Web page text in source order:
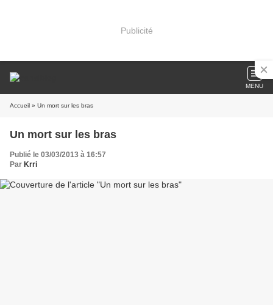
Publicité
MENU
Accueil » Un mort sur les bras
Un mort sur les bras
Publié le 03/03/2013 à 16:57
Par Krri